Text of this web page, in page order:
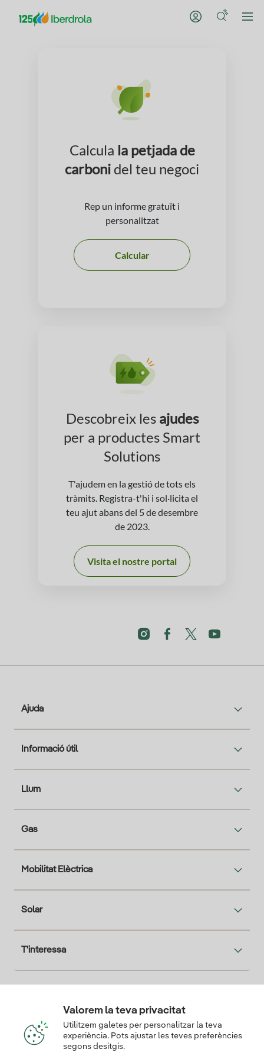
Calcula la petjada de
carboni del teu negoci
Rep un informe gratuït i
personalitzat
Calcular
Descobreix les ajudes
per a productes Smart
Solutions
T'ajudem en la gestió de tots els
tràmits. Registra-t'hi i sol·licita el
teu ajut abans del 5 de desembre
de 2023.
Visita el nostre portal
Ajuda
Informació útil
Llum
Gas
Mobilitat Elèctrica
Solar
T'interessa
Valorem la teva privacitat
Utilitzem galetes per personalitzar la teva
experiència. Pots ajustar les teves preferències
segons desitgis.